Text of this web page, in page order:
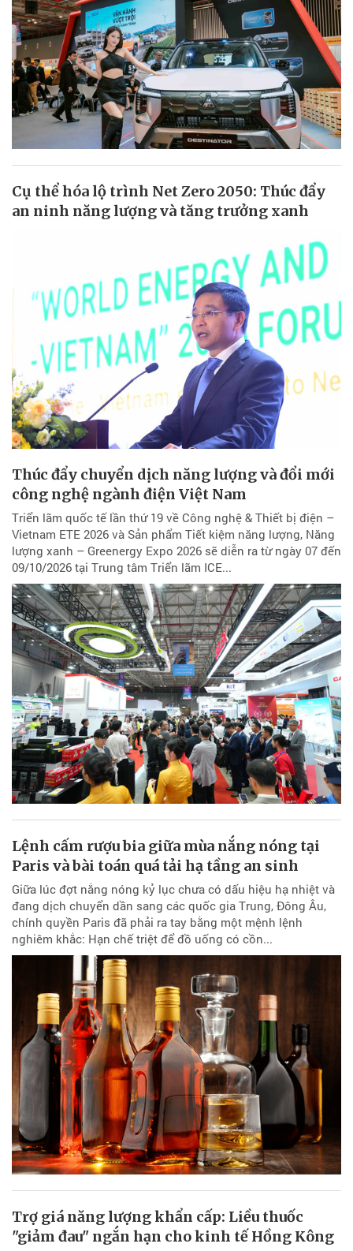
Cụ thể hóa lộ trình Net Zero 2050: Thúc đẩy
an ninh năng lượng và tăng trưởng xanh
Thúc đẩy chuyển dịch năng lượng và đổi mới
công nghệ ngành điện Việt Nam
Triển lãm quốc tế lần thứ 19 về Công nghệ & Thiết bị điện –
Vietnam ETE 2026 và Sản phẩm Tiết kiệm năng lượng, Năng
lượng xanh – Greenergy Expo 2026 sẽ diễn ra từ ngày 07 đến
09/10/2026 tại Trung tâm Triển lãm ICE...
Lệnh cấm rượu bia giữa mùa nắng nóng tại
Paris và bài toán quá tải hạ tầng an sinh
Giữa lúc đợt nắng nóng kỷ lục chưa có dấu hiệu hạ nhiệt và
đang dịch chuyển dần sang các quốc gia Trung, Đông Âu,
chính quyền Paris đã phải ra tay bằng một mệnh lệnh
nghiêm khắc: Hạn chế triệt để đồ uống có cồn...
Trợ giá năng lượng khẩn cấp: Liều thuốc
"giảm đau" ngắn hạn cho kinh tế Hồng Kông